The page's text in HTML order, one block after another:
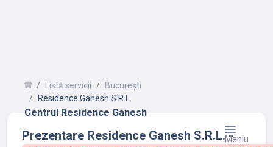
Listă servicii
București
Residence Ganesh S.R.L.
Centrul Residence Ganesh
Meniu
Prezentare Residence Ganesh S.R.L. -